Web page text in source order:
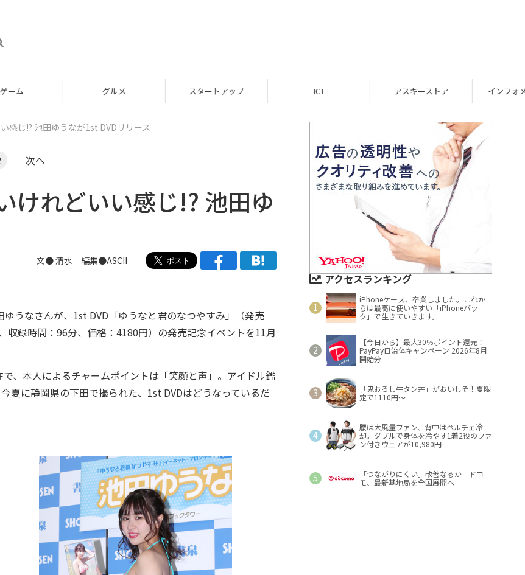
スタートアップ アスキーストア インフォメーション
感じ!? 池田ゆうなが1st DVDリリース
次へ
けれどいい感じ!? 池田ゆ
文● 清水 編集●ASCII
うなさんが、1st DVD「ゆうなと君のなつやすみ」（発売
録時間：96分、価格：4180円）の発売記念イベントを11月
、本人によるチャームポイントは「笑顔と声」。アイドル鑑
夏に静岡県の下田で撮られた、1st DVDはどうなっているだ
アクセスランキング
iPhoneケース、卒業しました。これか
らは最高に使いやすい「iPhoneバッ
ク」で生きていきます。
【今日から】最大30％ポイント還元！
PayPay自治体キャンペーン 2026年8月
開始分
「鬼おろし牛タン丼」がおいしそ！夏限
定で1110円～
腰は大風量ファン、背中はペルチェ冷
却。ダブルで身体を冷やす1着2役のファ
ン付きウェアが10,980円
「つながりにくい」改善なるか ドコ
モ、最新基地局を全国展開へ